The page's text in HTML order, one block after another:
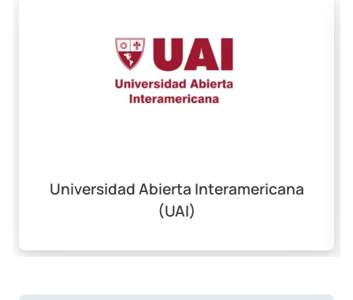
Universidad Abierta Interamericana
(UAI)